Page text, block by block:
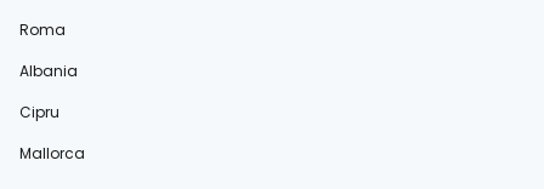
Roma
Albania
Cipru
Mallorca